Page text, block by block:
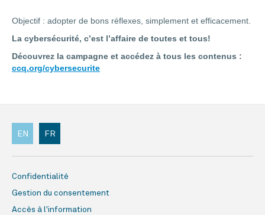
Objectif : adopter de bons réflexes, simplement et efficacement.
La cybersécurité, c’est l’affaire de toutes et tous!
Découvrez la campagne et accédez à tous les contenus :
ccq.org/cybersecurite
Confidentialité
Gestion du consentement
Accès à l'information
EN FR